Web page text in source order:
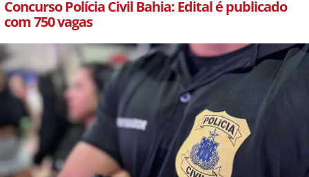
Concurso Polícia Civil Bahia: Edital é publicado
com 750 vagas